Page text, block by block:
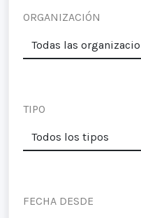
ORGANIZACIÓN
TIPO
FECHA DESDE